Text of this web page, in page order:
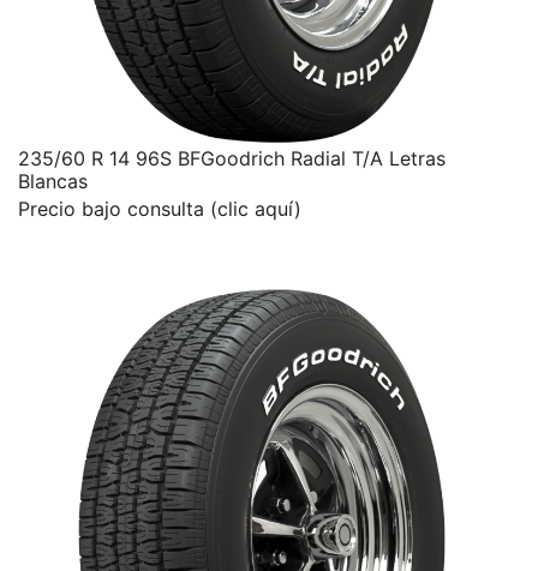
235/60 R 14 96S BFGoodrich Radial T/A Letras
Blancas
Precio bajo consulta (clic aquí)